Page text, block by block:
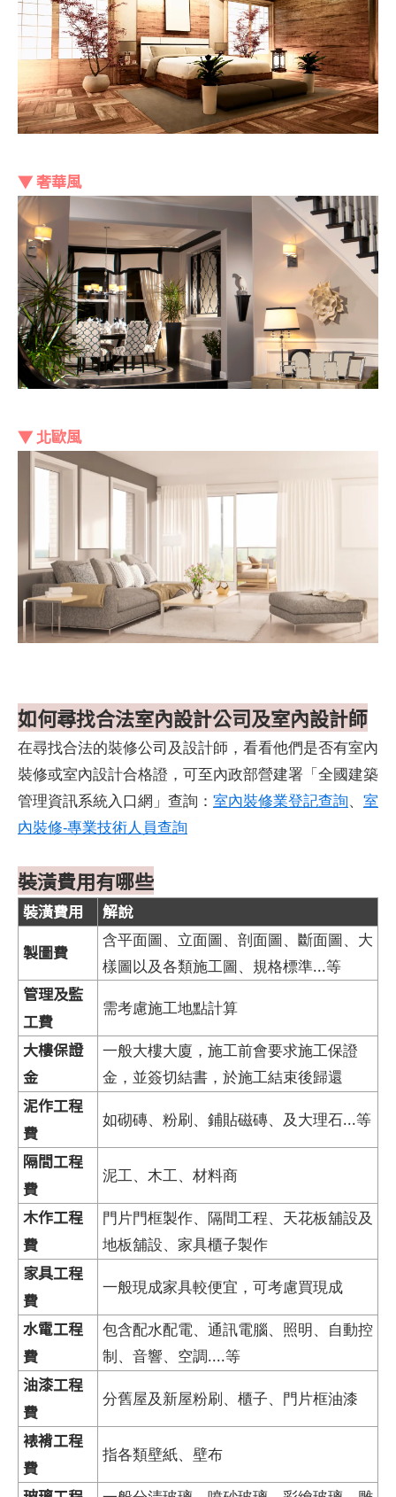
▼ 奢華風
▼ 北歐風
如何尋找合法室內設計公司及室內設計師
在尋找合法的裝修公司及設計師，看看他們是否有室內
裝修或室內設計合格證，可至內政部營建署「全國建築
管理資訊系統入口網」查詢： 室內裝修業登記查詢、 室
內裝修-專業技術人員查詢
裝潢費用有哪些
裝潢費用
解說
製圖費
含平面圖、立面圖、剖面圖、斷面圖、大
樣圖以及各類施工圖、規格標準...等
管理及監
工費
需考慮施工地點計算
大樓保證
金
一般大樓大廈，施工前會要求施工保證
金，並簽切結書，於施工結束後歸還
泥作工程
費
如砌磚、粉刷、鋪貼磁磚、及大理石...等
隔間工程
費
泥工、木工、材料商
木作工程
費
門片門框製作、隔間工程、天花板舖設及
地板舖設、家具櫃子製作
家具工程
費
一般現成家具較便宜，可考慮買現成
水電工程
費
包含配水配電、通訊電腦、照明、自動控
制、音響、空調....等
油漆工程
費
分舊屋及新屋粉刷、櫃子、門片框油漆
裱褙工程
費
指各類壁紙、壁布